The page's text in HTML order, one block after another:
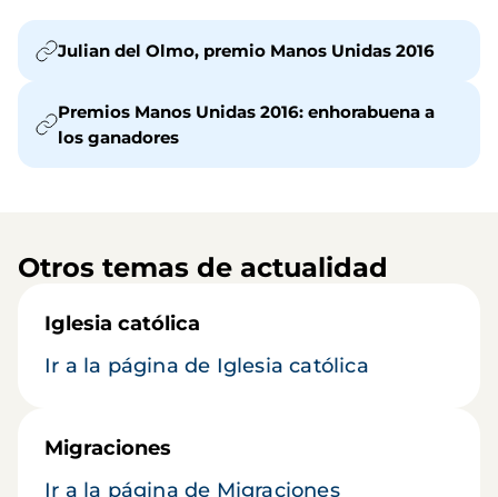
Julian del Olmo, premio Manos Unidas 2016
Premios Manos Unidas 2016: enhorabuena a
los ganadores
Otros temas de actualidad
Iglesia católica
Ir a la página de Iglesia católica
Migraciones
Ir a la página de Migraciones